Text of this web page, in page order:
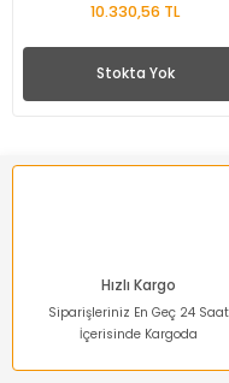
10.330,56 TL
Stokta Yok
Hızlı Kargo
Siparişleriniz En Geç 24 Saat
İçerisinde Kargoda